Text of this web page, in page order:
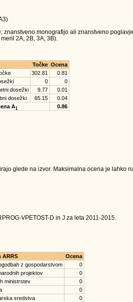
monografijo ali znanstveno
2A, 2B, 3A, 3B).
Točke Ocena
302.81
0.81
0
0
dosežki
9.77
0.01
dosežki 65.15
0.04
A1 0.86
glede na izvor. Maksimalna ocena je lahko
VPETOST-D in J za leta 2011-2015.
ARRS
Ocena
z gospodarstvom
0
projektov
0
ministrstev
0
0
sredstva 0